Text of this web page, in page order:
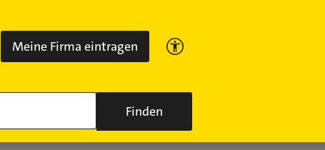
Meine Firma eintragen
Finden